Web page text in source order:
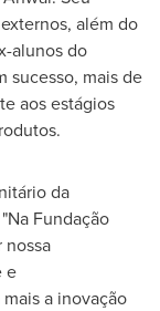
além do
alunos do
sucesso, mais de
aos estágios
da
Fundação
nossa
e
a inovação